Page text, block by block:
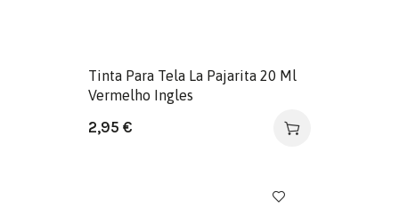
Tinta Para Tela La Pajarita 20 Ml
Vermelho Ingles
2,95 €